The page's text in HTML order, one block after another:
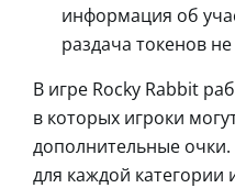
информация об
раздача токенов
В игре Rocky Rabbit
в которых игроки
дополнительные
для каждой